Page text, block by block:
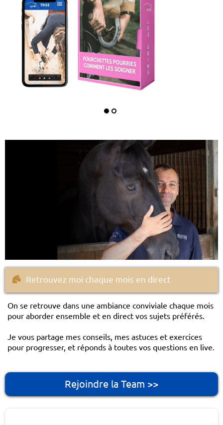
Retrouvez moi chaque mois en direct
On se retrouve dans une ambiance conviviale chaque mois
pour aborder ensemble et en direct vos sujets préférés.
Je vous partage mes conseils, mes astuces et exercices
pour progresser, et réponds à toutes vos questions en live.
Rejoindre la Team >>